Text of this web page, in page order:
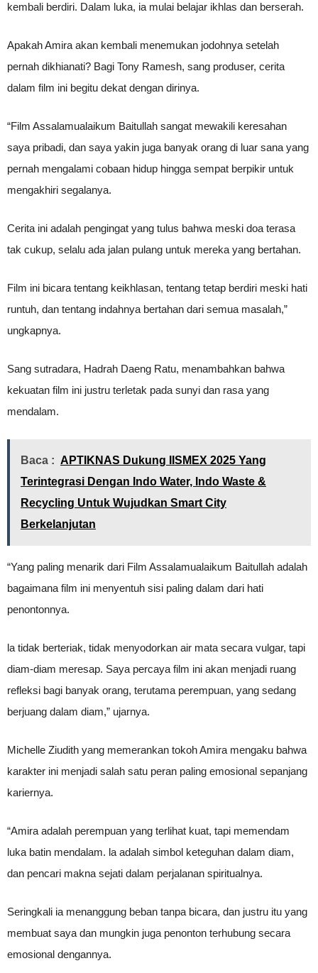
kembali berdiri. Dalam luka, ia mulai belajar ikhlas dan berserah.
Apakah Amira akan kembali menemukan jodohnya setelah
pernah dikhianati? Bagi Tony Ramesh, sang produser, cerita
dalam film ini begitu dekat dengan dirinya.
“Film Assalamualaikum Baitullah sangat mewakili keresahan
saya pribadi, dan saya yakin juga banyak orang di luar sana yang
pernah mengalami cobaan hidup hingga sempat berpikir untuk
mengakhiri segalanya.
Cerita ini adalah pengingat yang tulus bahwa meski doa terasa
tak cukup, selalu ada jalan pulang untuk mereka yang bertahan.
Film ini bicara tentang keikhlasan, tentang tetap berdiri meski hati
runtuh, dan tentang indahnya bertahan dari semua masalah,”
ungkapnya.
Sang sutradara, Hadrah Daeng Ratu, menambahkan bahwa
kekuatan film ini justru terletak pada sunyi dan rasa yang
mendalam.
Baca : APTIKNAS Dukung IISMEX 2025 Yang
Terintegrasi Dengan Indo Water, Indo Waste &
Recycling Untuk Wujudkan Smart City
Berkelanjutan
“Yang paling menarik dari Film Assalamualaikum Baitullah adalah
bagaimana film ini menyentuh sisi paling dalam dari hati
penontonnya.
la tidak berteriak, tidak menyodorkan air mata secara vulgar, tapi
diam-diam meresap. Saya percaya film ini akan menjadi ruang
refleksi bagi banyak orang, terutama perempuan, yang sedang
berjuang dalam diam,” ujarnya.
Michelle Ziudith yang memerankan tokoh Amira mengaku bahwa
karakter ini menjadi salah satu peran paling emosional sepanjang
kariernya.
“Amira adalah perempuan yang terlihat kuat, tapi memendam
luka batin mendalam. la adalah simbol keteguhan dalam diam,
dan pencari makna sejati dalam perjalanan spiritualnya.
Seringkali ia menanggung beban tanpa bicara, dan justru itu yang
membuat saya dan mungkin juga penonton terhubung secara
emosional dengannya.